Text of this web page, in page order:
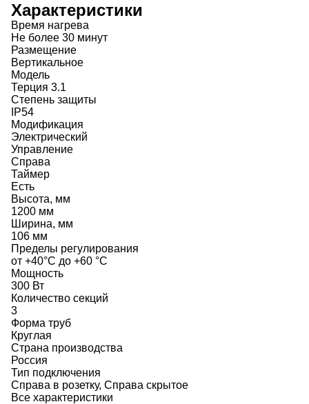
Характеристики
Время нагрева
Не более 30 минут
Размещение
Вертикальное
Модель
Терция 3.1
Степень защиты
IP54
Модификация
Электрический
Управление
Справа
Таймер
Есть
Высота, мм
1200 мм
Ширина, мм
106 мм
Пределы регулирования
от +40°C до +60 °C
Мощность
300 Вт
Количество секций
3
Форма труб
Круглая
Страна производства
Россия
Тип подключения
Справа в розетку, Справа скрытое
Все характеристики